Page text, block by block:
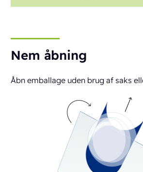
Nem åbning
Åbn emballage uden brug af saks